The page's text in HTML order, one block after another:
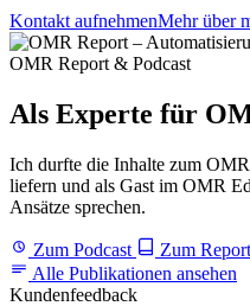
Kontakt aufnehmenMehr über
OMR Report & Podcast
Als Experte für
Ich durfte die Inhalte zum
liefern und als Gast im OMR
Ansätze sprechen.
Zum Podcast
Zum Report
Alle Publikationen ansehen
Kundenfeedback